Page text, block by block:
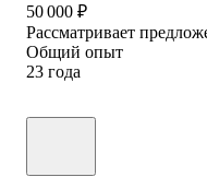
50 000 ₽
Рассматривает
Общий опыт
23 года